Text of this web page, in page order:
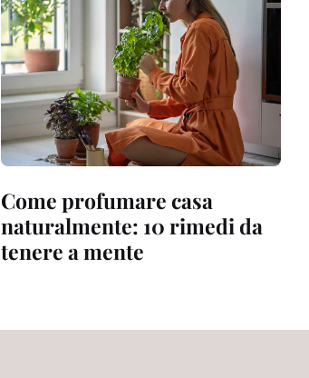
Come profumare casa
naturalmente: 10 rimedi da
tenere a mente